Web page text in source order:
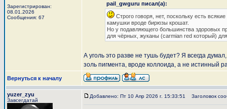
Зарегистрирован:
08.01.2026
Сообщения: 67
pail_gwguru писал(а):
Строго говоря, нет, поскольку есть
камушки вроде бирюзы крошат.
Но у подавляющего большинства здоровых
для чёрных, жуканы (carmian red который)
А уголь это разве не тушь будет? Я всегда
золь пигмента, вроде коллоида, а не истинный
Вернуться к началу
yuzer_zyu
Завсегдатай
Добавлено: Пт 10 Апр 2026 г. 15:33:51 Заголовок